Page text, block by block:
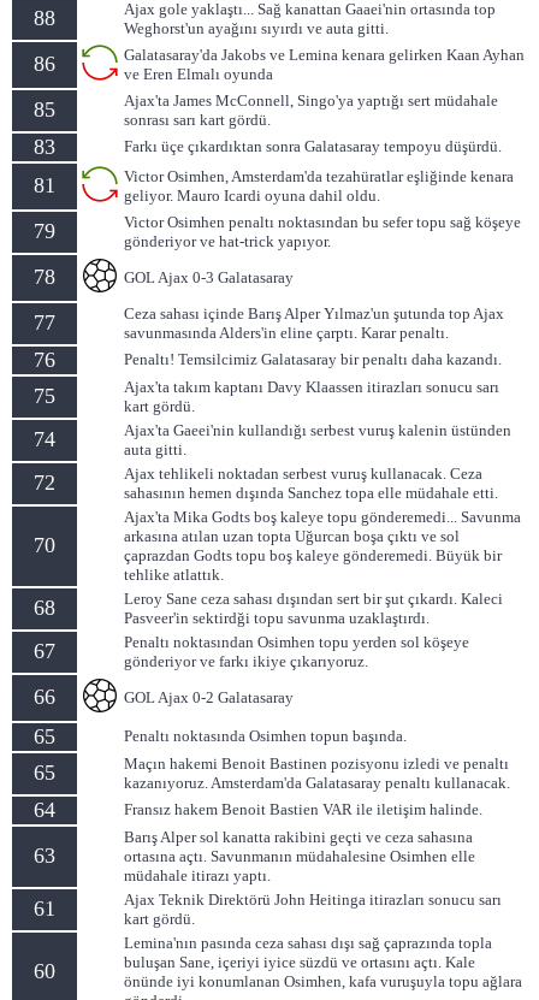
88
Ajax gole yaklaştı... Sağ kanattan Gaaei'nin ortasında top
Weghorst'un ayağını sıyırdı ve auta gitti.
86
Galatasaray'da Jakobs ve Lemina kenara gelirken Kaan Ayhan
ve Eren Elmalı oyunda
85
Ajax'ta James McConnell, Singo'ya yaptığı sert müdahale
sonrası sarı kart gördü.
83 Farkı üçe çıkardıktan sonra Galatasaray tempoyu düşürdü.
81
Victor Osimhen, Amsterdam'da tezahüratlar eşliğinde kenara
geliyor. Mauro Icardi oyuna dahil oldu.
79
Victor Osimhen penaltı noktasından bu sefer topu sağ köşeye
gönderiyor ve hat-trick yapıyor.
78 GOL Ajax 0-3 Galatasaray
77
Ceza sahası içinde Barış Alper Yılmaz'un şutunda top Ajax
savunmasında Alders'in eline çarptı. Karar penaltı.
76 Penaltı! Temsilcimiz Galatasaray bir penaltı daha kazandı.
75
Ajax'ta takım kaptanı Davy Klaassen itirazları sonucu sarı
kart gördü.
74
Ajax'ta Gaeei'nin kullandığı serbest vuruş kalenin üstünden
auta gitti.
72
Ajax tehlikeli noktadan serbest vuruş kullanacak. Ceza
sahasının hemen dışında Sanchez topa elle müdahale etti.
70
Ajax'ta Mika Godts boş kaleye topu gönderemedi... Savunma
arkasına atılan uzan topta Uğurcan boşa çıktı ve sol
çaprazdan Godts topu boş kaleye gönderemedi. Büyük bir
tehlike atlattık.
68
Leroy Sane ceza sahası dışından sert bir şut çıkardı. Kaleci
Pasveer'in sektirdği topu savunma uzaklaştırdı.
67
Penaltı noktasından Osimhen topu yerden sol köşeye
gönderiyor ve farkı ikiye çıkarıyoruz.
66 GOL Ajax 0-2 Galatasaray
65 Penaltı noktasında Osimhen topun başında.
65
Maçın hakemi Benoit Bastinen pozisyonu izledi ve penaltı
kazanıyoruz. Amsterdam'da Galatasaray penaltı kullanacak.
64 Fransız hakem Benoit Bastien VAR ile iletişim halinde.
63
Barış Alper sol kanatta rakibini geçti ve ceza sahasına
ortasına açtı. Savunmanın müdahalesine Osimhen elle
müdahale itirazı yaptı.
61
Ajax Teknik Direktörü John Heitinga itirazları sonucu sarı
kart gördü.
60
Lemina'nın pasında ceza sahası dışı sağ çaprazında topla
buluşan Sane, içeriyi iyice süzdü ve ortasını açtı. Kale
önünde iyi konumlanan Osimhen, kafa vuruşuyla topu ağlara